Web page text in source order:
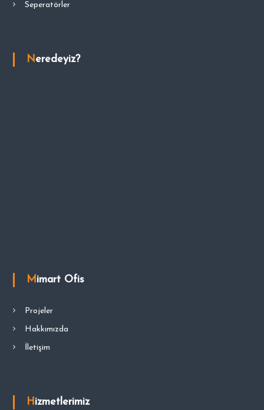
Seperatörler
Neredeyiz?
Mimart Ofis
Projeler
Hakkımızda
İletişim
Hizmetlerimiz